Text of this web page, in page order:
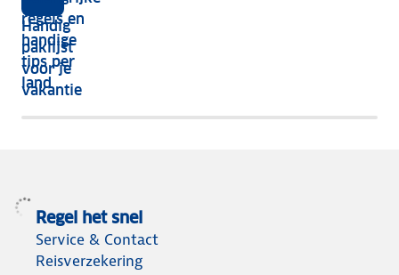
voor
je
koffer
Handig
paklijst
voor je
vakantie
op
Reiswijzer
regels en
handige
tips per
land
Regel het snel
Service & Contact
Reisverzekering